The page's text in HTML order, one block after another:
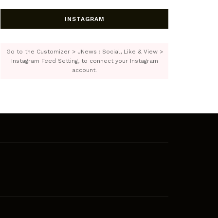
INSTAGRAM
Go to the Customizer > JNews : Social, Like & View >
Instagram Feed Setting, to connect your Instagram
account.